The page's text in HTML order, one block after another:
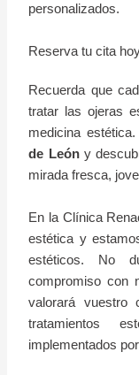
personalizados.
Reserva tu cita
Recuerda que
tratar las ojeras
medicina
de Leóny
mirada fresca,
En la Clínica
estética y
estéticos. No
compromiso con
valorará vuestro
tratamientos
implementados